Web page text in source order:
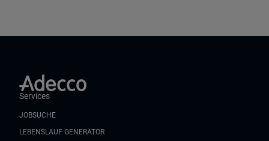
Services
JOBSUCHE
LEBENSLAUF GENERATOR